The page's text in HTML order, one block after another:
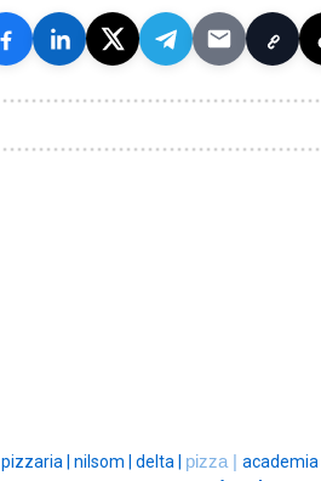
pizzaria | nilsom | delta | pizza | academia |